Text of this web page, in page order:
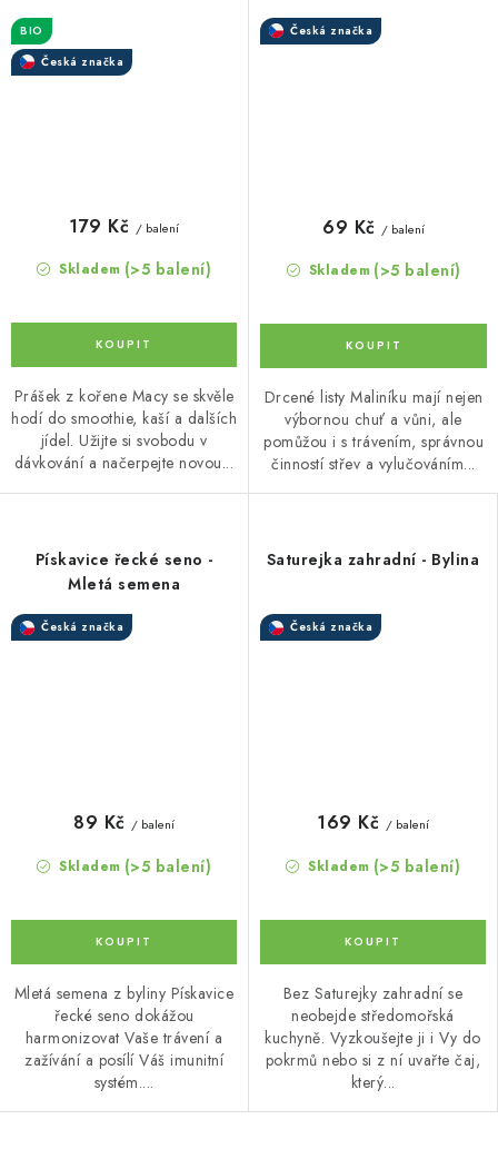
BIO
Česká značka
Skladem (>5 balení)
179 Kč / balení
Prášek z kořene Macy se skvěle
hodí do smoothie, kaší a dalších
jídel. Užijte si svobodu v
dávkování a načerpejte novou...
Česká značka
Skladem (>5 balení)
69 Kč / balení
Drcené listy Maliníku mají nejen
výbornou chuť a vůni, ale
pomůžou i s trávením, správnou
činností střev a vylučováním...
Pískavice řecké seno -
Mletá semena
Česká značka
Skladem (>5 balení)
89 Kč / balení
Mletá semena z byliny Pískavice
řecké seno dokážou
harmonizovat Vaše trávení a
zažívání a posílí Váš imunitní
systém....
Saturejka zahradní - Bylina
Česká značka
Skladem (>5 balení)
169 Kč / balení
Bez Saturejky zahradní se
neobejde středomořská
kuchyně. Vyzkoušejte ji i Vy do
pokrmů nebo si z ní uvařte čaj,
který...